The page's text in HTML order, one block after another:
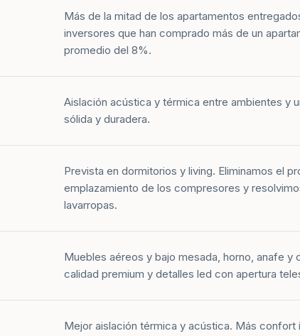
Más de la mitad de los apartamentos
inversores que han comprado más de un
promedio del 8%.
Aislación acústica y térmica entre ambientes y
sólida y duradera.
Prevista en dormitorios y living. Eliminamos el
emplazamiento de los compresores y
lavarropas.
Muebles aéreos y bajo mesada, horno, anafe y
calidad premium y detalles led con apertura
Mejor aislación térmica y acústica. Más confort